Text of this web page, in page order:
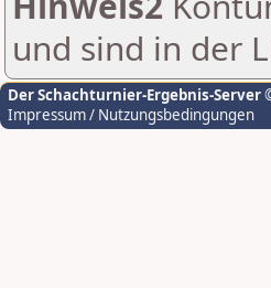
und sind in der
Der Schachturnier-Ergebnis-Server
Impressum / Nutzungsbedingungen